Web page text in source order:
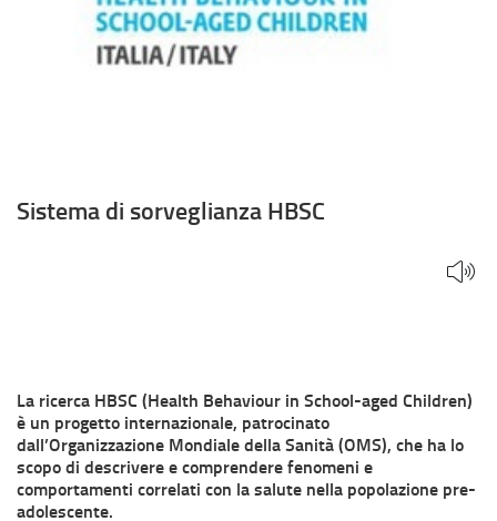
Sistema di sorveglianza HBSC
La ricerca HBSC (Health Behaviour in School-aged Children)
è un progetto internazionale, patrocinato
dall’Organizzazione Mondiale della Sanità (OMS), che ha lo
scopo di descrivere e comprendere fenomeni e
comportamenti correlati con la salute nella popolazione pre-
adolescente.